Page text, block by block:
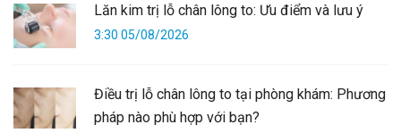
Lăn kim trị lỗ chân lông to: Ưu điểm và lưu ý
3:30 05/08/2026
Điều trị lỗ chân lông to tại phòng khám: Phương
pháp nào phù hợp với bạn?